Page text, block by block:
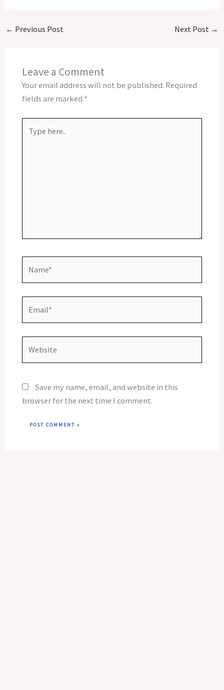
← Previous Post Next Post →
Leave a Comment
Your email address will not be published. Required
fields are marked *
here..
Save my name, email, and website in this
browser for the next time I comment.